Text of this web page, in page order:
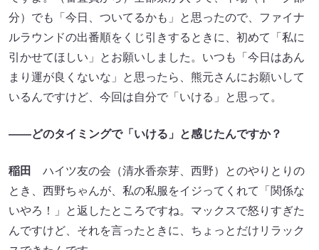
分）でも「今日、ついてるかも」と思ったので、ファイナ
ルラウンドの出番順をくじ引きするときに、初めて「私に
引かせてほしい」とお願いしました。いつも「今日はあん
まり運が良くないな」と思ったら、熊元さんにお願いして
いるんですけど、今回は自分で「いける」と思って。
――どのタイミングで「いける」と感じたんですか？
稲田
ハイツ友の会（清水香奈芽、西野）とのやりとりの
とき、西野ちゃんが、私の私服をイジってくれて「関係な
いやろ！」と返したところですね。マックスで怒りすぎた
んですけど、それを言ったときに、ちょっとだけリラック